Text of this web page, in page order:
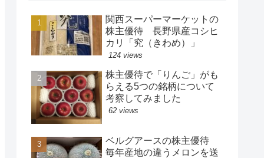
関西スーパーマーケットの
株主優待 長野県産コシヒ
カリ「究（きわめ）」
124 views
株主優待で「りんご」がも
らえる5つの銘柄について
考察してみました
62 views
ベルグアースの株主優待
毎年産地の違うメロンを送